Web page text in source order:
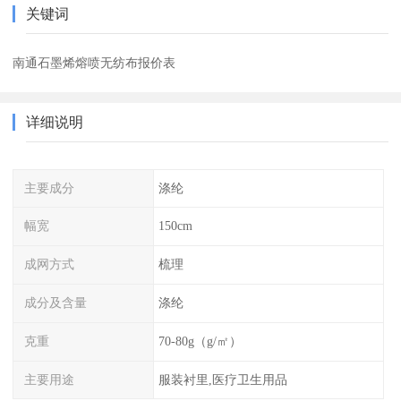
关键词
南通石墨烯熔喷无纺布报价表
详细说明
主要成分 涤纶
幅宽 150cm
成网方式 梳理
成分及含量 涤纶
克重 70-80g（g/㎡）
主要用途 服装衬里,医疗卫生用品